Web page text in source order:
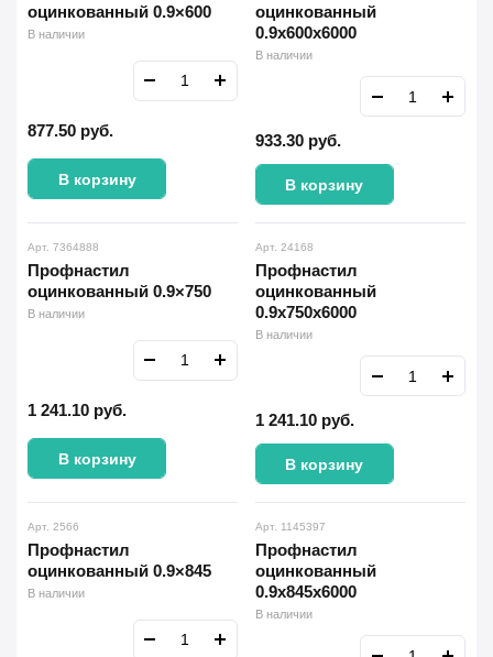
оцинкованный 0.9×600
В наличии
877.50 руб.
В корзину
оцинкованный
0.9x600x6000
В наличии
933.30 руб.
В корзину
Арт. 7364888
Профнастил
оцинкованный 0.9×750
В наличии
1 241.10 руб.
В корзину
Арт. 24168
Профнастил
оцинкованный
0.9x750x6000
В наличии
1 241.10 руб.
В корзину
Арт. 2566
Профнастил
оцинкованный 0.9×845
В наличии
Арт. 1145397
Профнастил
оцинкованный
0.9x845x6000
В наличии